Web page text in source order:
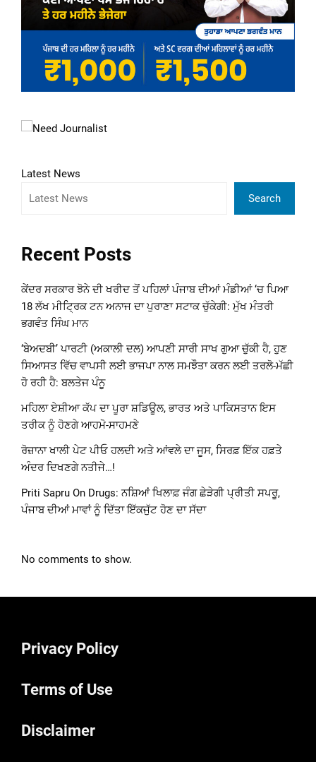
Latest News
Search
Recent Posts
ਕੇਂਦਰ ਸਰਕਾਰ ਝੋਨੇ ਦੀ ਖਰੀਦ ਤੋਂ ਪਹਿਲਾਂ ਪੰਜਾਬ ਦੀਆਂ ਮੰਡੀਆਂ ‘ਚ ਪਿਆ
18 ਲੱਖ ਮੀਟ੍ਰਿਕ ਟਨ ਅਨਾਜ ਦਾ ਪੁਰਾਣਾ ਸਟਾਕ ਚੁੱਕੇਗੀ: ਮੁੱਖ ਮੰਤਰੀ
ਭਗਵੰਤ ਸਿੰਘ ਮਾਨ
‘ਬੇਅਦਬੀ’ ਪਾਰਟੀ (ਅਕਾਲੀ ਦਲ) ਆਪਣੀ ਸਾਰੀ ਸਾਖ ਗੁਆ ਚੁੱਕੀ ਹੈ, ਹੁਣ
ਸਿਆਸਤ ਵਿੱਚ ਵਾਪਸੀ ਲਈ ਭਾਜਪਾ ਨਾਲ ਸਮਝੌਤਾ ਕਰਨ ਲਈ ਤਰਲੋ-ਮੱਛੀ
ਹੋ ਰਹੀ ਹੈ: ਬਲਤੇਜ ਪੰਨੂ
ਮਹਿਲਾ ਏਸ਼ੀਆ ਕੱਪ ਦਾ ਪੂਰਾ ਸ਼ਡਿਊਲ, ਭਾਰਤ ਅਤੇ ਪਾਕਿਸਤਾਨ ਇਸ
ਤਰੀਕ ਨੂੰ ਹੋਣਗੇ ਆਹਮੋ-ਸਾਹਮਣੇ
ਰੋਜ਼ਾਨਾ ਖਾਲੀ ਪੇਟ ਪੀਓ ਹਲਦੀ ਅਤੇ ਆਂਵਲੇ ਦਾ ਜੂਸ, ਸਿਰਫ਼ ਇੱਕ ਹਫ਼ਤੇ
ਅੰਦਰ ਦਿਖਣਗੇ ਨਤੀਜੇ…!
Priti Sapru On Drugs: ਨਸ਼ਿਆਂ ਖਿਲਾਫ਼ ਜੰਗ ਛੇੜੇਗੀ ਪ੍ਰੀਤੀ ਸਪਰੂ,
ਪੰਜਾਬ ਦੀਆਂ ਮਾਵਾਂ ਨੂੰ ਦਿੱਤਾ ਇੱਕਜੁੱਟ ਹੋਣ ਦਾ ਸੱਦਾ
No comments to show.
Privacy Policy
Terms of Use
Disclaimer